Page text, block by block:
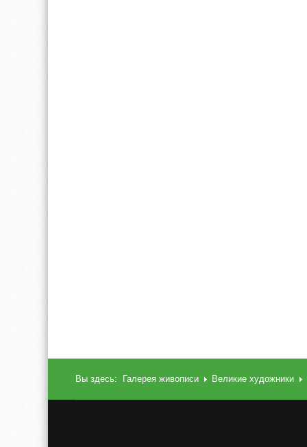
Вы здесь: Галерея живописи Великие художники